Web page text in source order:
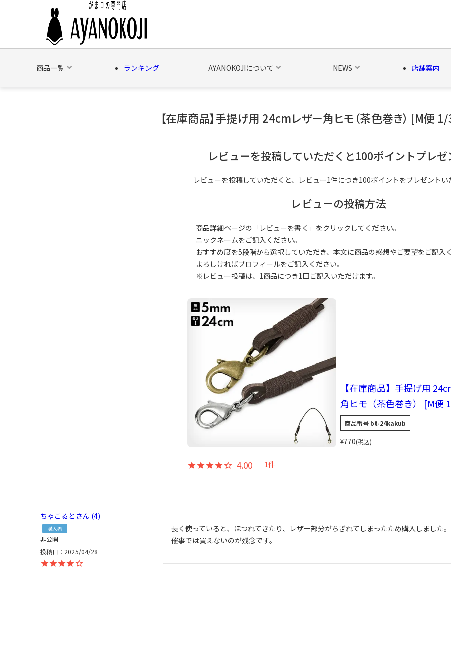
商品一覧 ランキング AYANOKOJIについて NEWS 店舗案内
日用雑貨 その他の雑貨 ベルト・関連商品 新商品 シーズン品 キャラ
【在庫商品】手提げ用 24cmレザー角ヒモ（茶色巻き） [M便
レビューを投稿していただくと100ポイントプレゼ
レビューを投稿していただくと、レビュー1件につき100ポイントをプレゼントい
レビューの投稿方法
商品詳細ページの「レビューを書く」をクリックしてください。
ニックネームをご記入ください。
おすすめ度を5段階から選択していただき、本文に商品の感想やご要望をご記入
よろしければプロフィールをご記入ください。
※レビュー投稿は、1商品につき1回ご記入いただけます。
【在庫商品】手提げ用
角ヒモ（茶色巻き） [M便
商品番号 bt-24kakub
¥770 税込
4.00 1
ちゃこると 4
購入者
非公開
投稿日
2025/04/28
長く使っていると、ほつれてきたり、レザー部分がちぎれてしまったため購入しました。
催事では買えないのが残念です。